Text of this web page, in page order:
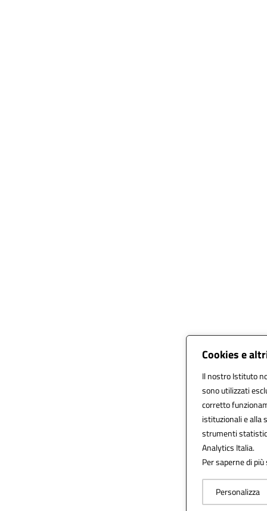
Cookies e
Il nostro Istituto
sono utilizzati
corretto
istituzionali e alla
strumenti
Analytics Italia.
Per saperne di
Personalizza